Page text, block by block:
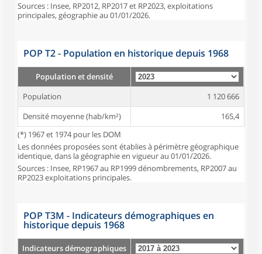
Sources : Insee, RP2012, RP2017 et RP2023, exploitations
principales, géographie au 01/01/2026.
POP T2 - Population en historique depuis 1968
Population et densité
Population
1 120 666
Densité moyenne (hab/km²)
165,4
(*) 1967 et 1974 pour les DOM
Les données proposées sont établies à périmètre géographique
identique, dans la géographie en vigueur au 01/01/2026.
Sources : Insee, RP1967 au RP1999 dénombrements, RP2007 au
RP2023 exploitations principales.
POP T3M - Indicateurs démographiques en
historique depuis 1968
Indicateurs démographiques